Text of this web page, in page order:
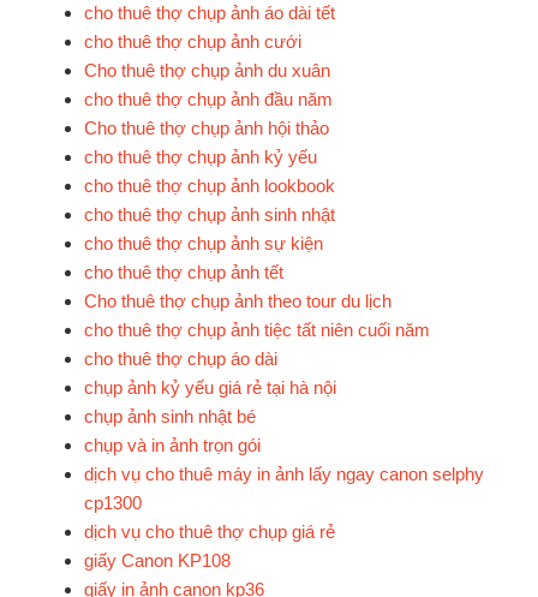
cho thuê thợ chụp ảnh áo dài tết
cho thuê thợ chụp ảnh cưới
Cho thuê thợ chụp ảnh du xuân
cho thuê thợ chụp ảnh đầu năm
Cho thuê thợ chụp ảnh hội thảo
cho thuê thợ chụp ảnh kỷ yếu
cho thuê thợ chụp ảnh lookbook
cho thuê thợ chụp ảnh sinh nhật
cho thuê thợ chụp ảnh sự kiện
cho thuê thợ chụp ảnh tết
Cho thuê thợ chụp ảnh theo tour du lịch
cho thuê thợ chụp ảnh tiệc tất niên cuối năm
cho thuê thợ chụp áo dài
chụp ảnh kỷ yếu giá rẻ tại hà nội
chụp ảnh sinh nhật bé
chụp và in ảnh trọn gói
dịch vụ cho thuê máy in ảnh lấy ngay canon selphy
cp1300
dịch vụ cho thuê thợ chụp giá rẻ
giấy Canon KP108
giấy in ảnh canon kp36